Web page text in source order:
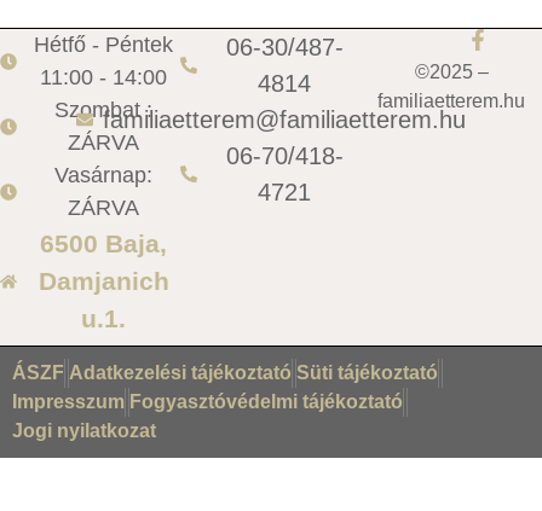
Hétfő - Péntek
11:00 - 14:00
Szombat :
ZÁRVA
Vasárnap:
ZÁRVA
6500 Baja,
Damjanich
u.1.
06-30/487-
4814
familiaetterem@familiaetterem.hu
06-70/418-
4721
©2025 –
familiaetterem.hu
ÁSZF Adatkezelési tájékoztató Süti tájékoztató
Impresszum Fogyasztóvédelmi tájékoztató
Jogi nyilatkozat